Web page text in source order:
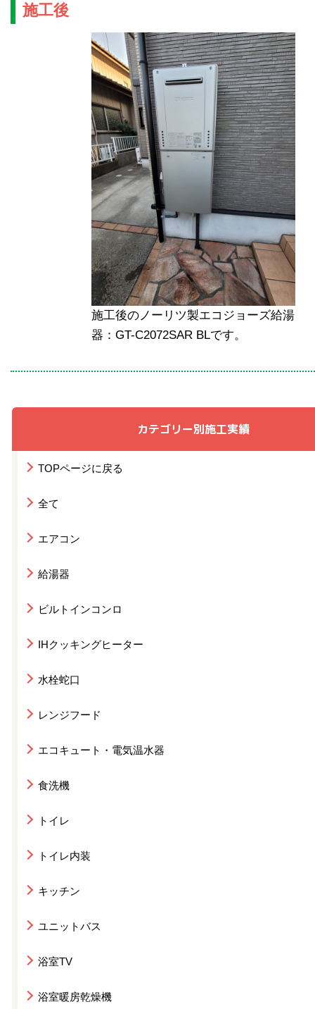
カテゴリー別施工実績
TOPページに戻る
全て
エアコン
給湯器
ビルトインコンロ
IHクッキングヒーター
水栓蛇口
レンジフード
エコキュート・電気温水器
食洗機
トイレ
トイレ内装
キッチン
ユニットバス
浴室TV
浴室暖房乾燥機
施工後
施工後のノーリツ製エコジョーズ給湯
器：GT-C2072SAR BLです。